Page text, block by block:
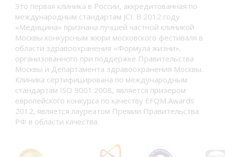
Это первая клиника в России, аккредитованная по
международным стандартам JCI. В 2012 году
«Медицина» признана лучшей частной клиникой
Москвы конкурсным жюри московского фестиваля в
области здравоохранения «Формула жизни»,
организованного при поддержке Правительства
Москвы и Департамента здравоохранения Москвы.
Клиника сертифицирована по международным
стандартам ISO 9001:2008, является призером
европейского конкурса по качеству EFQM Awards
2012, является лауреатом Премии Правительства
РФ в области качества.